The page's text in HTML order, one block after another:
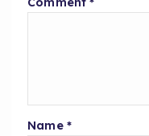
Name *